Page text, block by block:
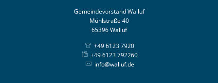
Gemeindevorstand Walluf
Mühlstraße 40
65396 Walluf
+49 6123 7920
+49 6123 792260
info@walluf.de